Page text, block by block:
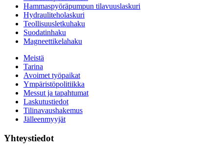
Hammaspyöräpumpun tilavuuslaskuri
Hydrauliteholaskuri
Teollisuusletkuhaku
Suodatinhaku
Magneettikelahaku
Meistä
Tarina
Avoimet työpaikat
Ympäristöpolitiikka
Messut ja tapahtumat
Laskutustiedot
Tilinavaushakemus
Jälleenmyyjät
Yhteystiedot